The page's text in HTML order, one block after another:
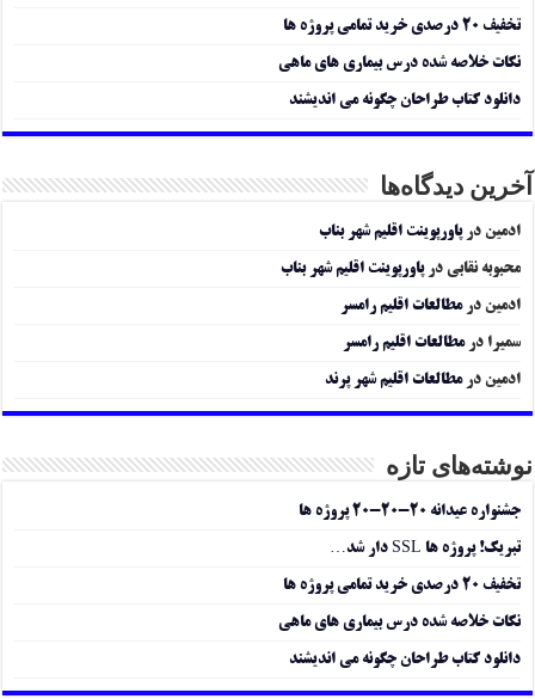
تخفیف ۲۰ درصدی خرید تمامی پروژه ها
نکات خلاصه شده درس بیماری های ماهی
دانلود کتاب طراحان چگونه می اندیشند
آخرین دیدگاه‌ها
ادمین درپاورپوینت اقلیم شهر بناب
محبوبه نقابی درپاورپوینت اقلیم شهر بناب
ادمین درمطالعات اقلیم رامسر
سمیرا درمطالعات اقلیم رامسر
ادمین درمطالعات اقلیم شهر پرند
نوشته‌های تازه
جشنواره عیدانه ۲۰-۲۰-۲۰ پروژه ها
تبریک! پروژه ها SSL دار شد…
تخفیف ۲۰ درصدی خرید تمامی پروژه ها
نکات خلاصه شده درس بیماری های ماهی
دانلود کتاب طراحان چگونه می اندیشند